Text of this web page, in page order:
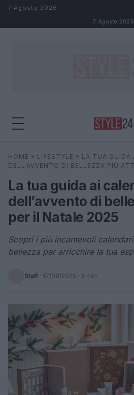
Salta al contenuto
7 Agosto 2026
7 Agosto 2026
Cerca
HOME » LIFESTYLE » LA TUA GUIDA
DELL’AVVENTO DI BELLEZZA PIÙ
La tua guida ai
dell’avvento di
per il Natale 2025
Scopri i più incantevoli
bellezza per arricchire la tua
Staff · 17/09/2025 · 3 min